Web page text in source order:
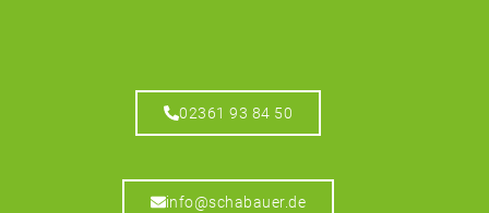
02361 93 84 50
info@schabauer.de